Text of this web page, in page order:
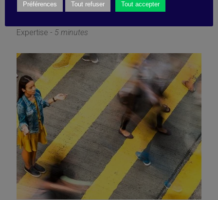
Expertise - 5 minutes
Préférences Tout refuser Tout accepter